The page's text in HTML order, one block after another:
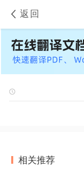
返回
相关推荐